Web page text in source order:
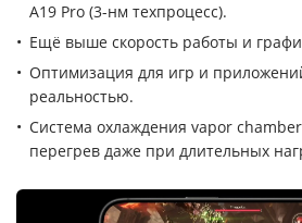
A19 Pro (3-нм техпроцесс).
Ещё выше скорость работы и
Оптимизация для игр и
реальностью.
Система охлаждения vapor
перегрев даже при длительных